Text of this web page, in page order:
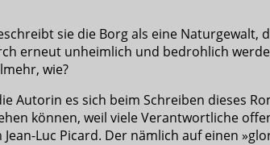
sie die Borg als eine
erneut unheimlich und bedrohlich
wie?
es sich beim Schreiben dieses
können, weil viele Verantwortliche
Luc Picard. Der nämlich auf einen